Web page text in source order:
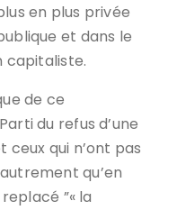
en plus privée
et dans le
capitaliste.
de ce
du refus d’une
qui n’ont pas
qu’en
”« la